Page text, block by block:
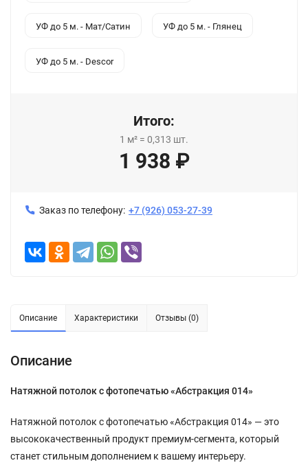
УФ до 5 м. - Мат/Сатин УФ до 5 м. - Глянец
УФ до 5 м. - Descor
Итого:
1 м² = 0,313 шт.
1 938 ₽
Заказ по телефону: +7 (926) 053-27-39
Описание Характеристики Отзывы (0)
Описание
Натяжной потолок с фотопечатью «Абстракция 014»
Натяжной потолок с фотопечатью «Абстракция 014» — это
высококачественный продукт премиум-сегмента, который
станет стильным дополнением к вашему интерьеру.